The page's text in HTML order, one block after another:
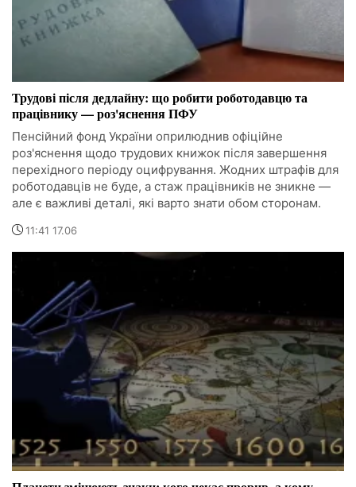
Трудові після дедлайну: що робити роботодавцю та
працівнику — роз'яснення ПФУ
Пенсійний фонд України оприлюднив офіційне
роз'яснення щодо трудових книжок після завершення
перехідного періоду оцифрування. Жодних штрафів для
роботодавців не буде, а стаж працівників не зникне —
але є важливі деталі, які варто знати обом сторонам.
11:41 17.06